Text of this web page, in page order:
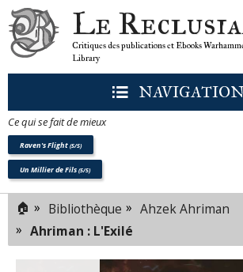
Le
Critiques des publications et Ebooks
Library
Ce qui se fait de mieux
Raven's Flight (5/5)
Un Millier de Fils (5/5)
🏠 » Bibliothèque » Ahzek Ahriman
» Ahriman : L'Exilé